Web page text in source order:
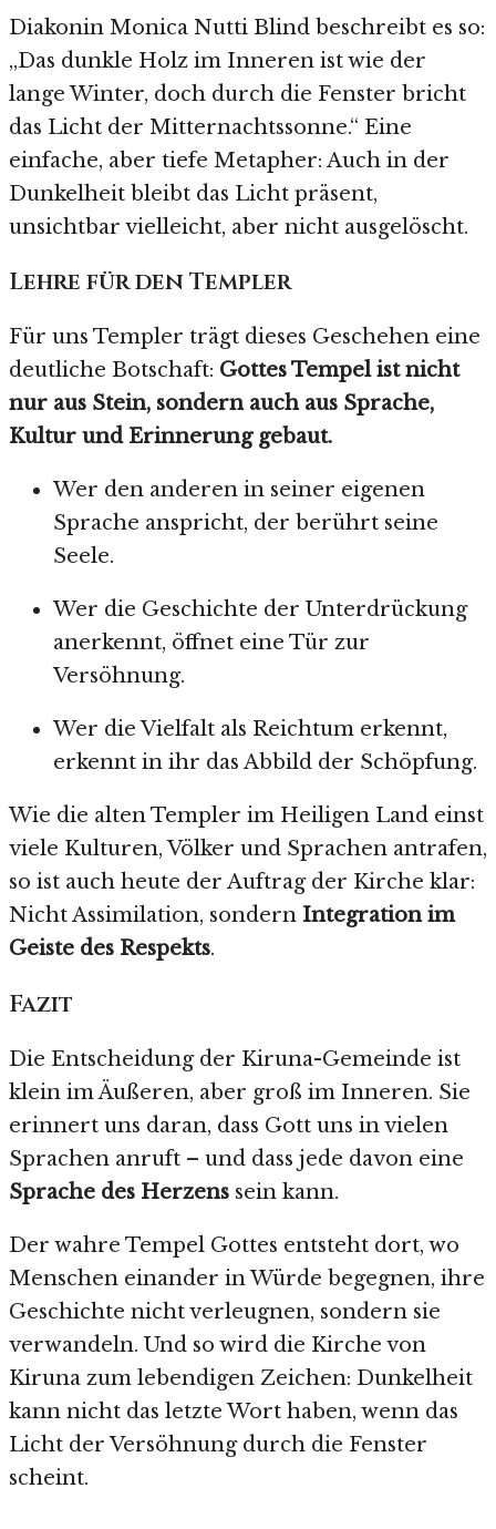
Diakonin Monica Nutti Blind beschreibt es so:
„Das dunkle Holz im Inneren ist wie der
lange Winter, doch durch die Fenster bricht
das Licht der Mitternachtssonne.“ Eine
einfache, aber tiefe Metapher: Auch in der
Dunkelheit bleibt das Licht präsent,
unsichtbar vielleicht, aber nicht ausgelöscht.
Lehre für den Templer
Für uns Templer trägt dieses Geschehen eine
deutliche Botschaft: Gottes Tempel ist nicht
nur aus Stein, sondern auch aus Sprache,
Kultur und Erinnerung gebaut.
Wer den anderen in seiner eigenen
Sprache anspricht, der berührt seine
Seele.
Wer die Geschichte der Unterdrückung
anerkennt, öffnet eine Tür zur
Versöhnung.
Wer die Vielfalt als Reichtum erkennt,
erkennt in ihr das Abbild der Schöpfung.
Wie die alten Templer im Heiligen Land einst
viele Kulturen, Völker und Sprachen antrafen,
so ist auch heute der Auftrag der Kirche klar:
Nicht Assimilation, sondern Integration im
Geiste des Respekts.
Fazit
Die Entscheidung der Kiruna-Gemeinde ist
klein im Äußeren, aber groß im Inneren. Sie
erinnert uns daran, dass Gott uns in vielen
Sprachen anruft – und dass jede davon eine
Sprache des Herzens sein kann.
Der wahre Tempel Gottes entsteht dort, wo
Menschen einander in Würde begegnen, ihre
Geschichte nicht verleugnen, sondern sie
verwandeln. Und so wird die Kirche von
Kiruna zum lebendigen Zeichen: Dunkelheit
kann nicht das letzte Wort haben, wenn das
Licht der Versöhnung durch die Fenster
scheint.